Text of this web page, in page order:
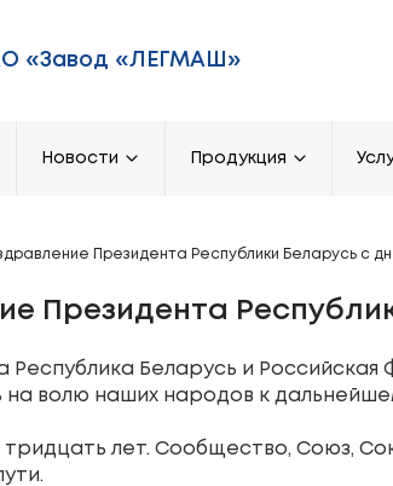
«Завод «ЛЕГМАШ»
Новости Продукция
Президента Республики Беларусь с
Президента
Республика Беларусь и
на волю наших народов к
лет. Сообщество, Союз,